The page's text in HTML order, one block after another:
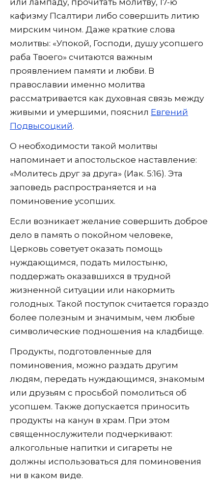
или лампаду, прочитать молитву, 17-ю
кафизму Псалтири либо совершить литию
мирским чином. Даже краткие слова
молитвы: «Упокой, Господи, душу усопшего
раба Твоего» считаются важным
проявлением памяти и любви. В
православии именно молитва
рассматривается как духовная связь между
живыми и умершими, пояснил Евгений
Подвысоцкий.
О необходимости такой молитвы
напоминает и апостольское наставление:
«Молитесь друг за друга» (Иак. 5:16). Эта
заповедь распространяется и на
поминовение усопших.
Если возникает желание совершить доброе
дело в память о покойном человеке,
Церковь советует оказать помощь
нуждающимся, подать милостыню,
поддержать оказавшихся в трудной
жизненной ситуации или накормить
голодных. Такой поступок считается гораздо
более полезным и значимым, чем любые
символические подношения на кладбище.
Продукты, подготовленные для
поминовения, можно раздать другим
людям, передать нуждающимся, знакомым
или друзьям с просьбой помолиться об
усопшем. Также допускается приносить
продукты на канун в храм. При этом
священнослужители подчеркивают:
алкогольные напитки и сигареты не
должны использоваться для поминовения
ни в каком виде.